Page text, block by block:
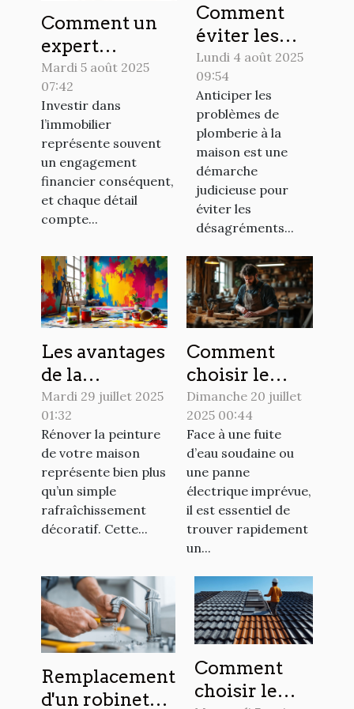
Comment un
expert
technique peut
sauvegarder
votre
investissement
immobilier ?
Mardi 5 août 2025
07:42
Investir dans
l’immobilier
représente souvent
un engagement
financier conséquent,
et chaque détail
compte...
Comment
éviter les
urgences en
plomberie
chez soi ?
Lundi 4 août 2025
09:54
Anticiper les
problèmes de
plomberie à la
maison est une
démarche
judicieuse pour
éviter les
désagréments...
Les avantages
de la
rénovation de
peinture pour
votre maison
Mardi 29 juillet 2025
01:32
Rénover la peinture
de votre maison
représente bien plus
qu’un simple
rafraîchissement
décoratif. Cette...
Comment
choisir le
meilleur
artisan pour
vos urgences
domestiques
?
Dimanche 20 juillet
2025 00:44
Face à une fuite
d’eau soudaine ou
une panne
électrique imprévue,
il est essentiel de
trouver rapidement
un...
Remplacement
d'un robinet
Comment
choisir le